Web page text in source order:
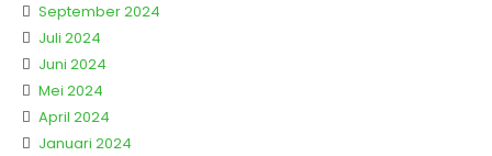
September 2024
Juli 2024
Juni 2024
Mei 2024
April 2024
Januari 2024